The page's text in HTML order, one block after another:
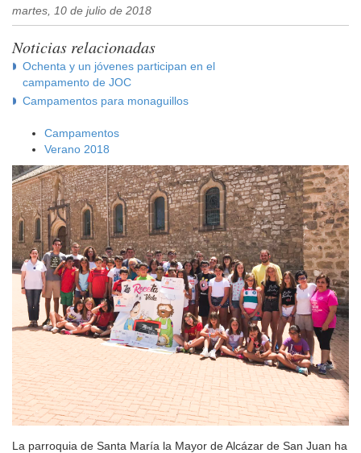
martes, 10 de julio de 2018
Noticias relacionadas
Ochenta y un jóvenes participan en el
campamento de JOC
Campamentos para monaguillos
Campamentos
Verano 2018
La parroquia de Santa María la Mayor de Alcázar de San Juan ha